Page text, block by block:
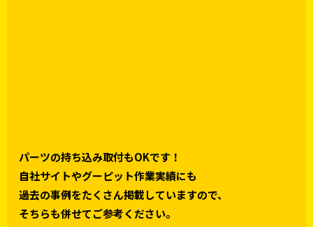
パーツの持ち込み取付もOKです！
自社サイトやグーピット作業実績にも
過去の事例をたくさん掲載していますので、
そちらも併せてご参考ください。